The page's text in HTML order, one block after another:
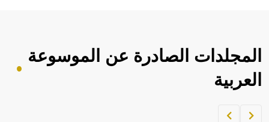
المجلدات الصادرة عن الموسوعة
العربية